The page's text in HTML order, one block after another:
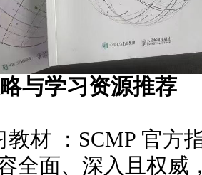
与学习资源推荐
教材 ：SCMP 官方
全面、深入且权威